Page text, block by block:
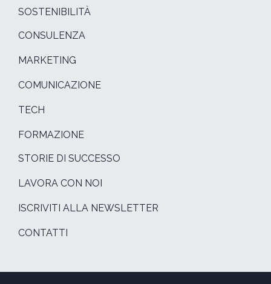
SOSTENIBILITÀ
CONSULENZA
MARKETING
COMUNICAZIONE
TECH
FORMAZIONE
STORIE DI SUCCESSO
LAVORA CON NOI
ISCRIVITI ALLA NEWSLETTER
CONTATTI